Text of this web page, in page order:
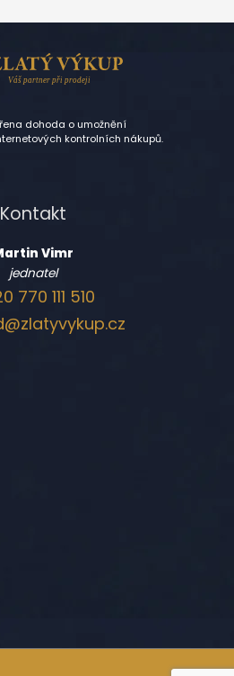
dohoda o umožnění
kontrolních nákupů.
Kontakt
Vimr
jednatel
770 111 510